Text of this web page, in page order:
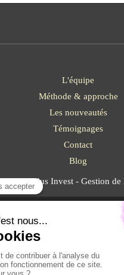
L'équipe
Méthode & approche
Les nouveautés
Témoignages
Contact
Blog
Solidus Invest - Gestion de